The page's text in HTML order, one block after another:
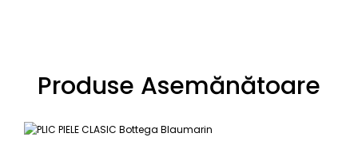
Produse Asemănătoare